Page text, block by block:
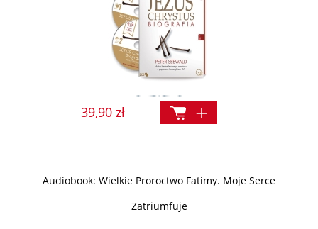
39,90 zł
Audiobook: Wielkie Proroctwo Fatimy. Moje Serce
Zatriumfuje